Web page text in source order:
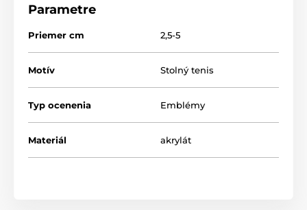
Parametre
Priemer cm 2,5-5
Motív Stolný tenis
Typ ocenenia Emblémy
Materiál akrylát